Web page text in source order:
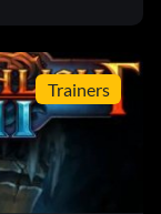
Trainers